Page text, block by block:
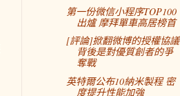
第一份微信小程序TOP100
出爐 摩拜單車高居榜首
[評論]掀翻微博的授權協議
背後是對優質創者的爭
奪戰
英特爾公布10納米製程 密
度提升性能加強